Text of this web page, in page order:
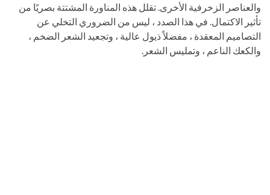
والعناصر الزخرفية الأخرى. تقلل هذه المناورة المشتتة بصريًا من
تأثير الاكتمال. في هذا الصدد ، ليس من الضروري التخلي عن
التصاميم المعقدة ، مفضلاً ذيول عالية ، وتجعيد الشعر الضخم ،
والكعك الناعم ، وتمليس الشعر.